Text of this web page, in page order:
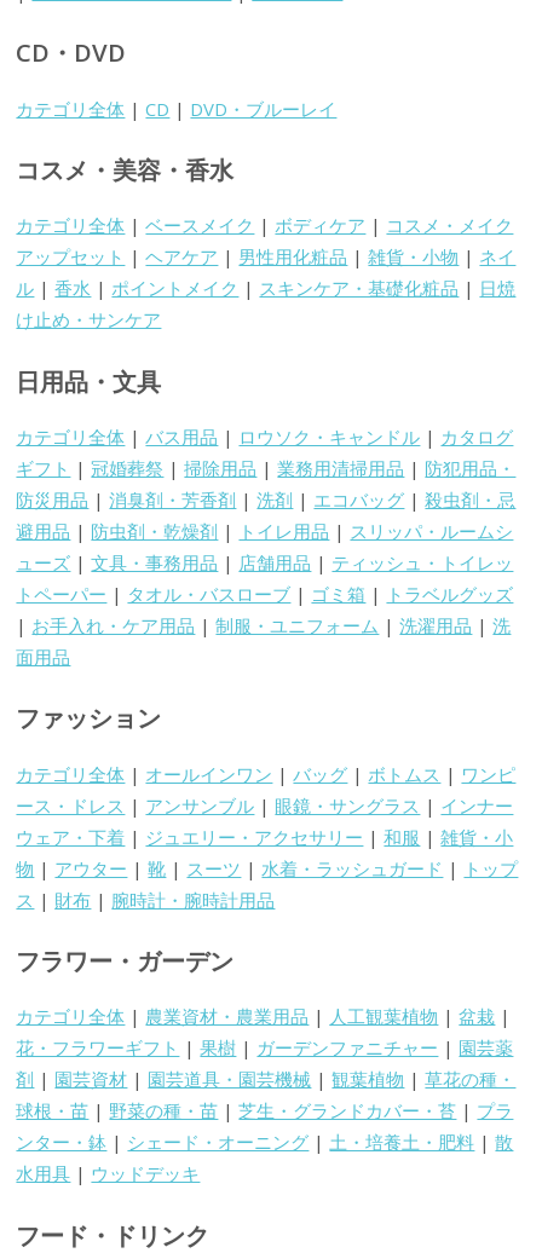
CD・DVD
カテゴリ全体 |CD | DVD・ブルーレイ
コスメ・美容・香水
カテゴリ全体 |ベースメイク |ボディケア | コスメ・メイク
アップセット |ヘアケア | 男性用化粧品 |雑貨・小物 | ネイ
ル |香水 |ポイントメイク | スキンケア・基礎化粧品 | 日焼
け止め・サンケア
日用品・文具
カテゴリ全体 |バス用品 | ロウソク・キャンドル | カタログ
ギフト |冠婚葬祭 |掃除用品 |業務用清掃用品 | 防犯用品・
防災用品 |消臭剤・芳香剤 |洗剤 | エコバッグ |殺虫剤・忌
避用品 | 防虫剤・乾燥剤 | トイレ用品 | スリッパ・ルームシ
ューズ |文具・事務用品 | 店舗用品 | ティッシュ・トイレッ
トペーパー | タオル・バスローブ | ゴミ箱 |
トラベルグッズ
| お手入れ・ケア用品 |制服・ユニフォーム |洗濯用品 |洗
面用品
ファッション
カテゴリ全体 | オールインワン |バッグ | ボトムス | ワンピ
ース・ドレス | アンサンブル | 眼鏡・サングラス | インナー
ウェア・下着 | ジュエリー・アクセサリー |和服 |雑貨・小
物 | アウター |靴 | スーツ | 水着・ラッシュガード |
トップ
ス | 財布 | 腕時計・腕時計用品
フラワー・ガーデン
カテゴリ全体 | 農業資材・農業用品 | 人工観葉植物 |盆栽 |
花・フラワーギフト |果樹 | ガーデンファニチャー | 園芸薬
剤 | 園芸資材 | 園芸道具・園芸機械 |観葉植物 |草花の種・
球根・苗 | 野菜の種・苗 |芝生・グランドカバー・苔 | プラ
ンター・鉢 | シェード・オーニング |土・培養土・肥料 |散
水用具 | ウッドデッキ
フード・ドリンク